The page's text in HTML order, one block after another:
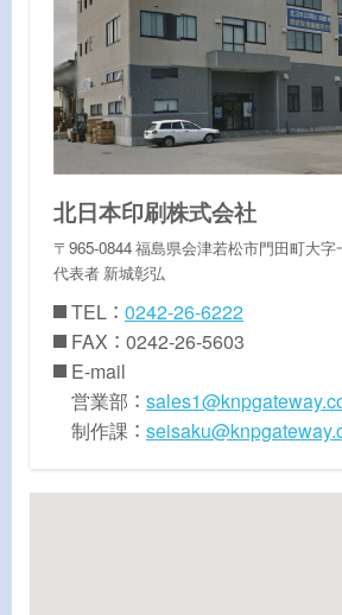
北日本印刷株式会社
〒965-0844 福島県会津若松市門田町大字
代表者 新城彰弘
TEL ： 0242-26-6222
FAX ： 0242-26-5603
E-mail
営業部 ：
制作課 ：